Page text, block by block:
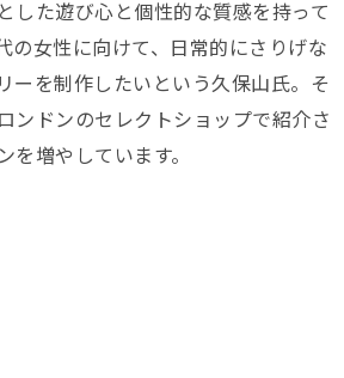
した遊び心と個性的な質感を持って
の女性に向けて、日常的にさりげな
ーを制作したいという久保山氏。そ
ンドンのセレクトショップで紹介さ
を増やしています。